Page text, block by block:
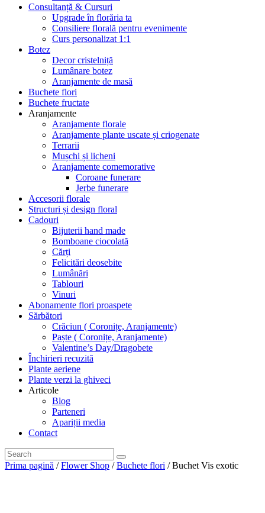
Consultanță & Cursuri
Upgrade în florăria ta
Consiliere florală pentru evenimente
Curs personalizat 1:1
Botez
Decor cristelniță
Lumânare botez
Aranjamente de masă
Buchete flori
Buchete fructate
Aranjamente
Aranjamente florale
Aranjamente plante uscate și criogenate
Terrarii
Mușchi și licheni
Aranjamente comemorative
Coroane funerare
Jerbe funerare
Accesorii florale
Structuri și design floral
Cadouri
Bijuterii hand made
Bomboane ciocolată
Cărți
Felicitări deosebite
Lumânări
Tablouri
Vinuri
Abonamente flori proaspete
Sărbători
Crăciun ( Coronițe, Aranjamente)
Paște ( Coronițe, Aranjamente)
Valentine’s Day/Dragobete
Închirieri recuzită
Plante aeriene
Plante verzi la ghiveci
Articole
Blog
Parteneri
Apariții media
Contact
Prima pagină /Flower Shop /Buchete flori / Buchet Vis exotic